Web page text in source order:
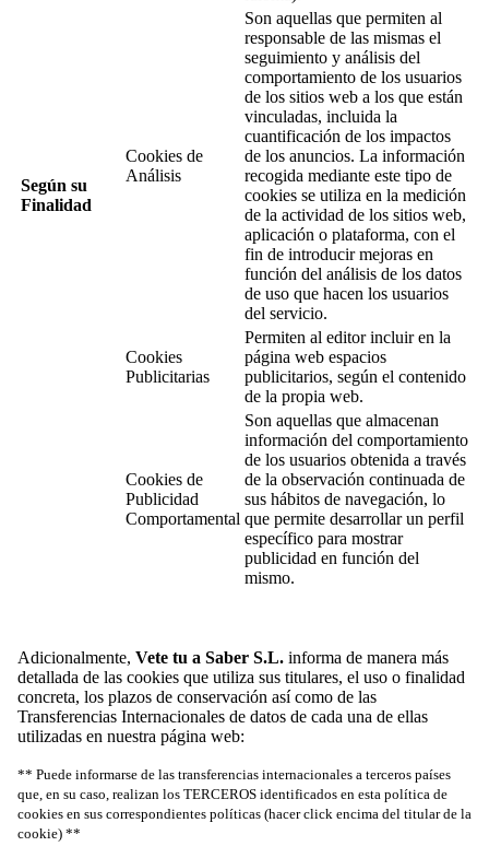
Según su
Finalidad
Cookies de
Análisis
Son aquellas que permiten al
responsable de las mismas el
seguimiento y análisis del
comportamiento de los usuarios
de los sitios web a los que están
vinculadas, incluida la
cuantificación de los impactos
de los anuncios. La información
recogida mediante este tipo de
cookies se utiliza en la medición
de la actividad de los sitios web,
aplicación o plataforma, con el
fin de introducir mejoras en
función del análisis de los datos
de uso que hacen los usuarios
del servicio.
Cookies
Publicitarias
Permiten al editor incluir en la
página web espacios
publicitarios, según el contenido
de la propia web.
Cookies de
Publicidad
Comportamental
Son aquellas que almacenan
información del comportamiento
de los usuarios obtenida a través
de la observación continuada de
sus hábitos de navegación, lo
que permite desarrollar un perfil
específico para mostrar
publicidad en función del
mismo.
Adicionalmente, Vete tu a Saber S.L. informa de manera más
detallada de las cookies que utiliza sus titulares, el uso o finalidad
concreta, los plazos de conservación así como de las
Transferencias Internacionales de datos de cada una de ellas
utilizadas en nuestra página web:
** Puede informarse de las transferencias internacionales a terceros países
que, en su caso, realizan los TERCEROS identificados en esta política de
cookies en sus correspondientes políticas (hacer click encima del titular de la
cookie) **